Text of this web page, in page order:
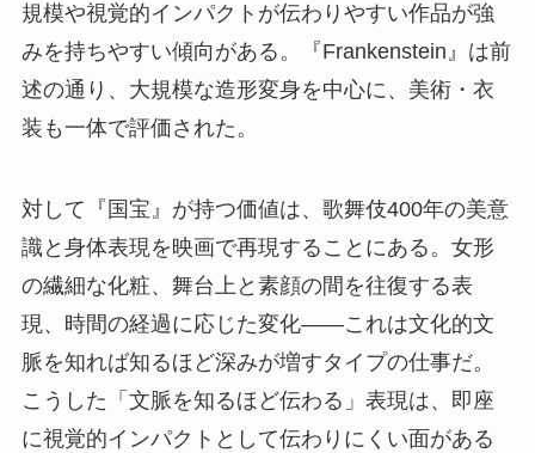
規模や視覚的インパクトが伝わりやすい作品が強
みを持ちやすい傾向がある。『Frankenstein』は前
述の通り、大規模な造形変身を中心に、美術・衣
装も一体で評価された。
対して『国宝』が持つ価値は、歌舞伎400年の美意
識と身体表現を映画で再現することにある。女形
の繊細な化粧、舞台上と素顔の間を往復する表
現、時間の経過に応じた変化——これは文化的文
脈を知れば知るほど深みが増すタイプの仕事だ。
こうした「文脈を知るほど伝わる」表現は、即座
に視覚的インパクトとして伝わりにくい面がある